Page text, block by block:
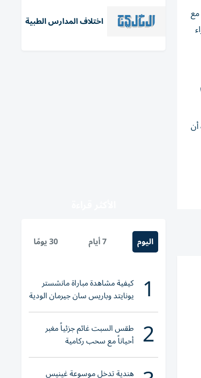
اختلاف المدارس الطبية
اليوم 7 أيام 30 يومًا
1 كيفية مشاهدة مباراة مانشستر
يونايتد وباريس سان جيرمان الودية
والقنوات الناقلة
2 طقس السبت غائم جزئياً مغبر
أحياناً مع سحب ركامية
هندية تدخل موسوعة غينيس